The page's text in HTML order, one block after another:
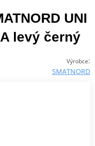
UNI
levý černý
Výrobce:
SMATNORD